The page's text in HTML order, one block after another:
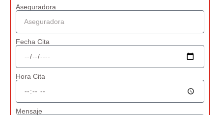
Aseguradora
Fecha Cita
Hora Cita
Mensaje